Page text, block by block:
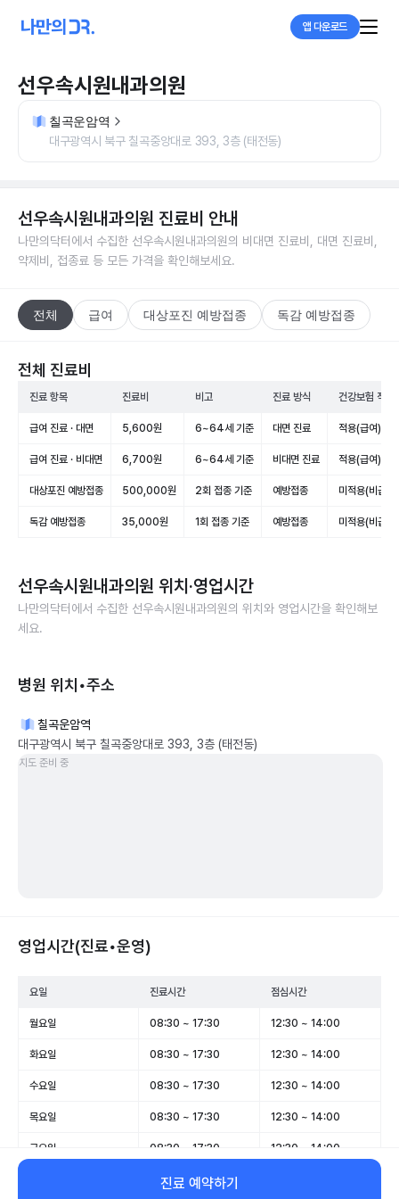
앱 다운로드
선우속시원내과의원
칠곡운암역
대구광역시 북구 칠곡중앙대로 393, 3층 (태전동)
선우속시원내과의원 진료비 안내
나만의닥터에서 수집한 선우속시원내과의원의 비대면 진료비, 대면 진료비,
약제비, 접종료 등 모든 가격을 확인해보세요.
전체 급여 대상포진 예방접종 독감 예방접종
전체 진료비
진료 항목 진료비 비고 진료 방식 건강보험 적용
급여 진료 · 대면 5,600원 6~64세 기준 대면 진료 적용(급여)
급여 진료 · 비대면 6,700원 6~64세 기준 비대면 진료 적용(급여)
대상포진 예방접종 500,000원 2회 접종 기준 예방접종 미적용(비급여)
독감 예방접종 35,000원 1회 접종 기준 예방접종 미적용(비급여)
선우속시원내과의원 위치·영업시간
나만의닥터에서 수집한 선우속시원내과의원의 위치와 영업시간을 확인해보
세요.
병원 위치•주소
칠곡운암역
대구광역시 북구 칠곡중앙대로 393, 3층 (태전동)
지도 준비 중
영업시간(진료•운영)
요일 진료시간 점심시간
월요일 08:30 ~ 17:30 12:30 ~ 14:00
화요일 08:30 ~ 17:30 12:30 ~ 14:00
수요일 08:30 ~ 17:30 12:30 ~ 14:00
목요일 08:30 ~ 17:30 12:30 ~ 14:00
금요일 08:30 ~ 17:30 12:30 ~ 14:00
08:30 ~ 12:30
진료 예약하기